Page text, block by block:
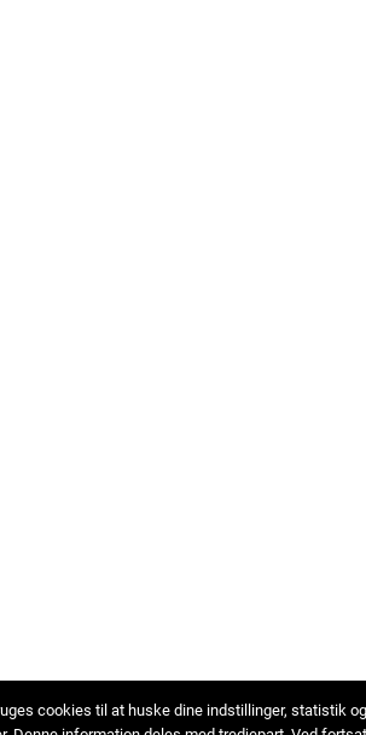
cookies til at huske dine indstillinger, statistik